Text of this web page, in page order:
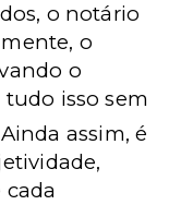
o notário
o
o
isso sem
assim, é